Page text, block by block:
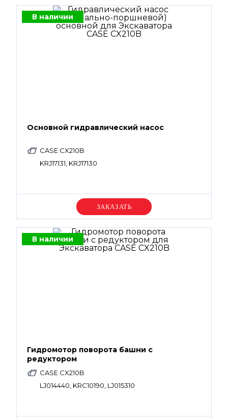
В наличии
Основной гидравлический насос
CASE CX210B
KRJ17131, KRJ17130
Уточняйте цену
В наличии
Гидромотор поворота башни с
редуктором
CASE CX210B
LJ014440, KRC10190, LJ015310